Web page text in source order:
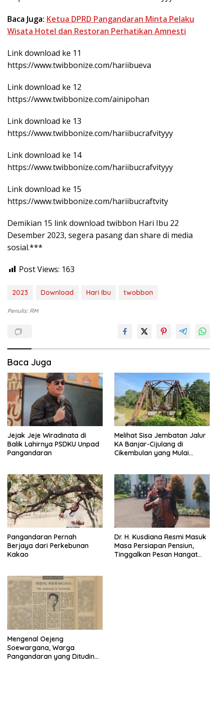
Baca Juga: Ketua DPRD Pangandaran Minta Pelaku
Wisata Hotel dan Restoran Perhatikan Amnesti
Link download ke 11
https://www.twibbonize.com/hariibueva
Link download ke 12
https://www.twibbonize.com/ainipohan
Link download ke 13
https://www.twibbonize.com/hariibucrafvityyy
Link download ke 14
https://www.twibbonize.com/hariibucrafvityyy
Link download ke 15
https://www.twibbonize.com/hariibucraftvity
Demikian 15 link download twibbon Hari Ibu 22
Desember 2023, segera pasang dan share di media
sosial.***
Post Views: 163
2023 Download Hari Ibu twobbon
Penulis: RM
Baca Juga
Jejak Jeje Wiradinata di
Balik Lahirnya PSDKU Unpad
Pangandaran
Melihat Sisa Jembatan Jalur
KA Banjar-Cijulang di
Cikembulan yang Mulai
Pangandaran Pernah
Berjaya dari Perkebunan
Kakao
Dr. H. Kusdiana Resmi Masuk
Masa Persiapan Pensiun,
Tinggalkan Pesan Hangat
Mengenal Oejeng
Soewargana, Warga
Pangandaran yang Dituding